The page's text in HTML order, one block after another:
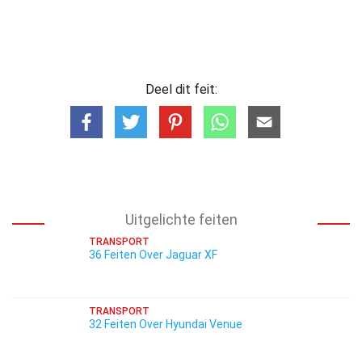
Deel dit feit:
Uitgelichte feiten
TRANSPORT
36 Feiten Over Jaguar XF
TRANSPORT
32 Feiten Over Hyundai Venue